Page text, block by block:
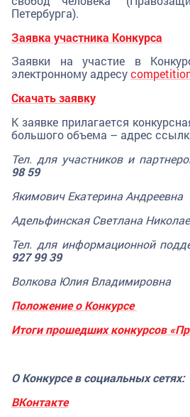
Петербурга).
Заявка участника Конкурса
Заявки на участие в
электронному адресу
Скачать заявку
К заявке прилагается
большого объема – адрес
Тел. для участников и
98 59
Якимович Екатерина Андреевна
Адельфинская Светлана
Тел. для информационной
927 99 39
Волкова Юлия Владимировна
Положение о Конкурсе
Итоги прошедших конкурсов
О Конкурсе в социальных сетях:
ВКонтакте